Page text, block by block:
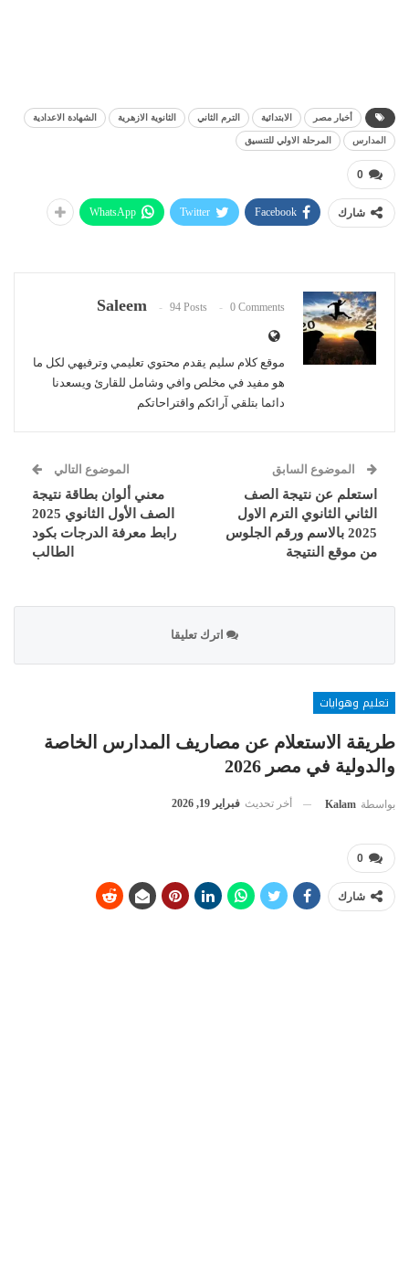
أخبار مصر الابتدائية الترم الثاني الثانوية الازهرية الشهادة الاعدادية
المدارس المرحلة الاولي للتنسيق
0
شارك Facebook
Twitter
WhatsApp
Saleem 94 Posts 0 Comments
موقع كلام سليم يقدم محتوي تعليمي وترفيهي لكل ما
هو مفيد في مخلص وافي وشامل للقارئ ويسعدنا
دائما بتلقي آرائكم واقتراحاتكم
الموضوع السابق
استعلم عن نتيجة الصف
الثاني الثانوي الترم الاول
2025 بالاسم ورقم الجلوس
من موقع النتيجة
الموضوع التالي
معني ألوان بطاقة نتيجة
الصف الأول الثانوي 2025
رابط معرفة الدرجات بكود
الطالب
اترك تعليقا
تعليم وهوايات
طريقة الاستعلام عن مصاريف المدارس الخاصة
والدولية في مصر 2026
بواسطة Kalam أخر تحديث فبراير 19, 2026
0
شارك